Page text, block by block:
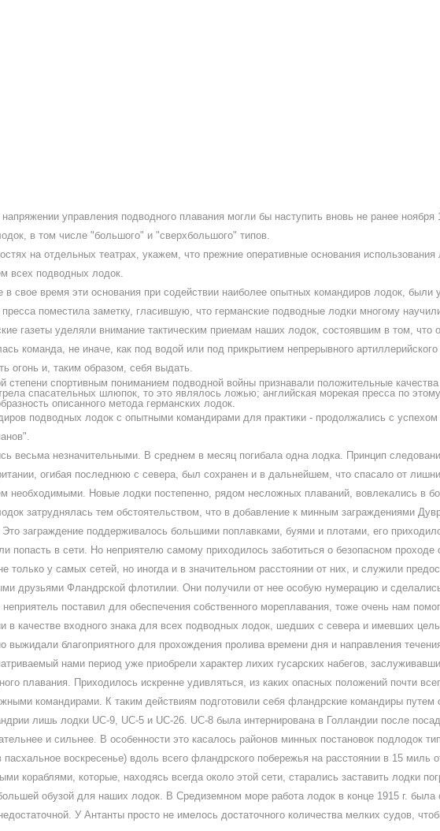
управления подводного плавания могли бы наступить вновь не ранее
в том числе "большого" и "сверхбольшого" типов.
на отдельных театрах, укажем, что прежние оперативные основания
всех подводных лодок.
время эти основания при содействии наиболее опытных командиров лодок, были
пресса поместила заметку, гласившую, что германские подводные лодки многому
газеты уделяли внимание тактическим приемам наших лодок, состоявшим в том,
команда, не иначе, как под водой или под прикрытием непрерывного
огонь и, таким образом, себя выдать.
степени спортивным пониманием подводной войны признавали положительные
спасательных шлюпок, то это являлось ложью; английская морекая пресса по
описанного метода германских лодок.
подводных лодок с опытными командирами для практики - продолжались с
весьма незначительными. В среднем в месяц погибала одна лодка. Принцип
огибая последнюю с севера, был сохранен и в дальнейшем, что спасало от
необходимыми. Новые лодки постепенно, рядом несложных плаваний, вовлекались в
затруднялась тем обстоятельством, что в добавление к минным заграждениями
Это заграждение поддерживалось большими поплавками, буями и плотами, его
попасть в сети. Но неприятелю самому приходилось заботиться о безопасном проходе
у самых сетей, но иногда и в значительном расстоянии от них, и служили
друзьями Фландрской флотилии. Они получили от нее особую нумерацию и
поставил для обеспечения собственного мореплавания, тоже очень нам
в качестве входного знака для всех подводных лодок, шедших с севера и имевших
выжидали благоприятного для прохождения пролива времени дня и направления
нами период уже приобрели характер лихих гусарских набегов,
плавания. Приходилось искренне удивляться, из каких опасных положений почти
командирами. К таким действиям подготовили себя фландрские командиры
лишь лодки UC-9, UC-5 и UC-26. UC-8 была интернирована в Голландии после
и сильнее. В особенности это касалось районов минных постановок подлодок
воскресенье) вдоль всего фландрского побережья на расстоянии в 15 миль
кораблями, которые, находясь всегда около этой сети, старались заставить лодки
обузой для наших лодок. В Средиземном море работа лодок в конце 1915 г.
У Антанты просто не имелось достаточного количества мелких судов,